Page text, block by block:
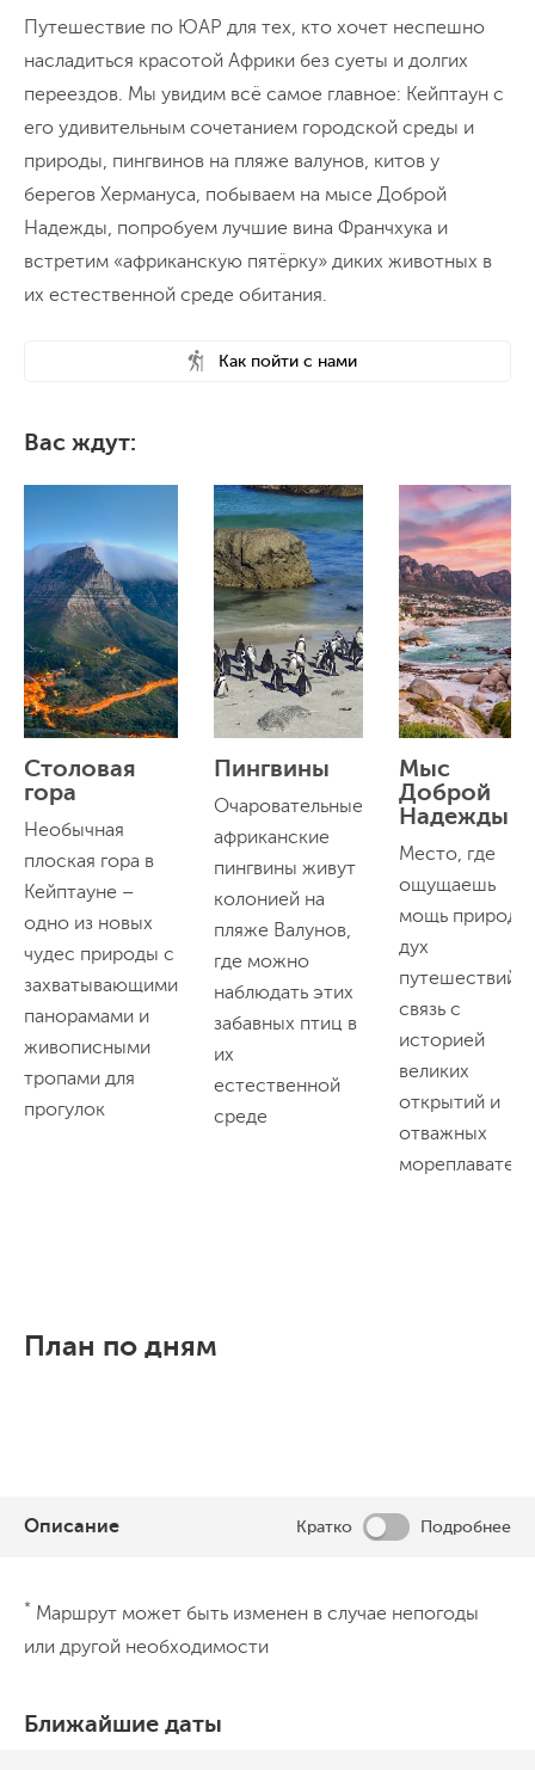
Путешествие по ЮАР для тех, кто хочет неспешно
насладиться красотой Африки без суеты и долгих
переездов. Мы увидим всё самое главное: Кейптаун с
его удивительным сочетанием городской среды и
природы, пингвинов на пляже валунов, китов у
берегов Хермануса, побываем на мысе Доброй
Надежды, попробуем лучшие вина Франчхука и
встретим «африканскую пятёрку» диких животных в
их естественной среде обитания.
Как пойти с нами
Вас ждут:
Столовая
гора
Необычная
плоская гора в
Кейптауне –
одно из новых
чудес природы с
захватывающими
панорамами и
живописными
тропами для
прогулок
Пингвины
Очаровательные
африканские
пингвины живут
колонией на
пляже Валунов,
где можно
наблюдать этих
забавных птиц в
их
естественной
среде
Мыс
Доброй
Надежды
Место, где
ощущаешь
мощь природы,
дух
путешествий и
связь с
историей
великих
открытий и
отважных
План по дням
Описание Кратко Подробнее
Знакомство с Кейптауном
столице ЮАР. Во времена великих
* Маршрут может быть изменен в случае непогоды
или другой необходимости
Ближайшие даты